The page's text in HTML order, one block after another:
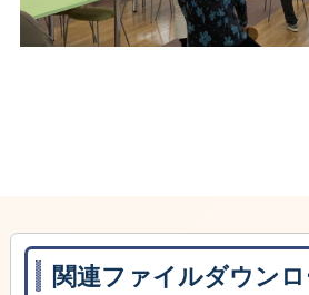
関連ファイルダウンロ